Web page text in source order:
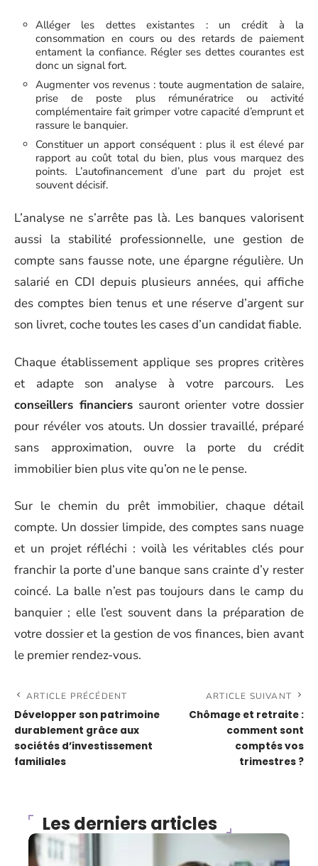
Alléger les dettes existantes : un crédit à la
consommation en cours ou des retards de paiement
entament la confiance. Régler ses dettes courantes est
donc un signal fort.
Augmenter vos revenus : toute augmentation de salaire,
prise de poste plus rémunératrice ou activité
complémentaire fait grimper votre capacité d’emprunt et
rassure le banquier.
Constituer un apport conséquent : plus il est élevé par
rapport au coût total du bien, plus vous marquez des
points. L’autofinancement d’une part du projet est
souvent décisif.
L’analyse ne s’arrête pas là. Les banques valorisent
aussi la stabilité professionnelle, une gestion de
compte sans fausse note, une épargne régulière. Un
salarié en CDI depuis plusieurs années, qui affiche
des comptes bien tenus et une réserve d’argent sur
son livret, coche toutes les cases d’un candidat fiable.
Chaque établissement applique ses propres critères
et adapte son analyse à votre parcours. Les
conseillers financierssauront orienter votre dossier
pour révéler vos atouts. Un dossier travaillé, préparé
sans approximation, ouvre la porte du crédit
immobilier bien plus vite qu’on ne le pense.
Sur le chemin du prêt immobilier, chaque détail
compte. Un dossier limpide, des comptes sans nuage
et un projet réfléchi : voilà les véritables clés pour
franchir la porte d’une banque sans crainte d’y rester
coincé. La balle n’est pas toujours dans le camp du
banquier ; elle l’est souvent dans la préparation de
votre dossier et la gestion de vos finances, bien avant
le premier rendez-vous.
ARTICLE PRÉCÉDENT
Développer son patrimoine
durablement grâce aux
sociétés d’investissement
familiales
ARTICLE SUIVANT
Chômage et retraite :
comment sont
comptés vos
trimestres ?
Les derniers articles